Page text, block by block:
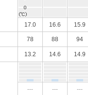
17.0 16.6 15.9
78 88 94
13.2 14.6 14.9
--- --- ---